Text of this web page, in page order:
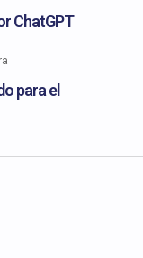
ChatGPT
para el